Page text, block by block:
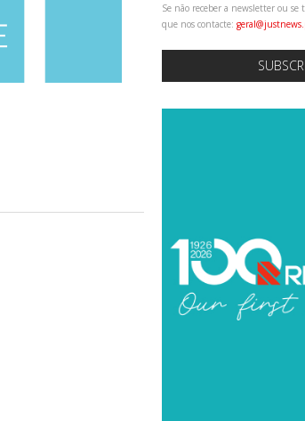
Se não receber a newsletter ou se
que nos contacte: